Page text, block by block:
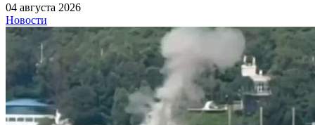
04 августа 2026
Новости